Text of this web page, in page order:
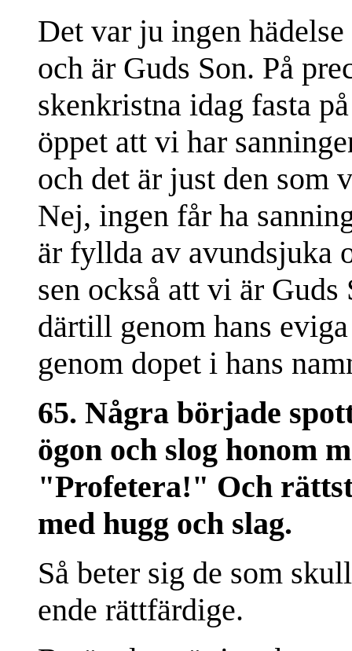
Det var ju ingen
och är Guds Son. På
skenkristna idag fasta
öppet att vi har
och det är just den som
Nej, ingen får ha
är fyllda av avundsjuka
sen också att vi är
därtill genom hans
genom dopet i hans
65. Några började
ögon och slog honom
"Profetera!" Och
med hugg och slag.
Så beter sig de som
ende rättfärdige.